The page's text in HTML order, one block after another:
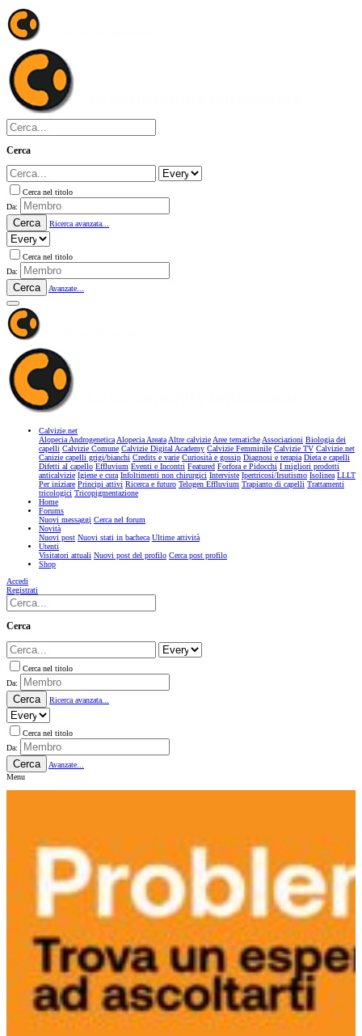
Cerca
Cerca nel titolo
Da:
Cerca Ricerca avanzata...
Cerca nel titolo
Da:
Cerca Avanzate...
Calvizie.net
Alopecia AndrogeneticaAlopecia AreataAltre calvizieAree tematicheAssociazioni Biologia dei
capelli Calvizie Comune Calvizie Digital Academy Calvizie Femminile Calvizie TV Calvizie.net
Canizie capelli grigi/bianchi Credits e varie Curiosità e gossip Diagnosi e terapia Dieta e capelli
Difetti al capello Effluvium Eventi e Incontri Featured Forfora e Pidocchi I migliori prodotti
anticalvizie Igiene e cura Infoltimenti non chirurgici Interviste Ipertricosi/Irsutismo Isolinea LLLT
Per iniziare Principi attivi Ricerca e futuro Telogen Effluvium Trapianto di capelli Trattamenti
tricologici Tricopigmentazione
Home
Forums
Nuovi messaggi Cerca nel forum
Novità
Nuovi post Nuovi stati in bacheca Ultime attività
Utenti
Visitatori attuali Nuovi post del profilo Cerca post profilo
Shop
Accedi
Registrati
Cerca
Cerca nel titolo
Da:
Cerca Ricerca avanzata...
Cerca nel titolo
Da:
Cerca
Avanzate...
Menu